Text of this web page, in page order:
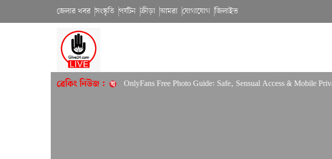
জেলার খবর সংস্কৃতি পর্যটন ক্রীড়া আমরা যোগাযোগ জিলাইভ
ব্রেকিং নিউজ :
Australian players’ guide OnlyFans Free Photo Guide: Safe, Sensual Access & Mobile Privacy